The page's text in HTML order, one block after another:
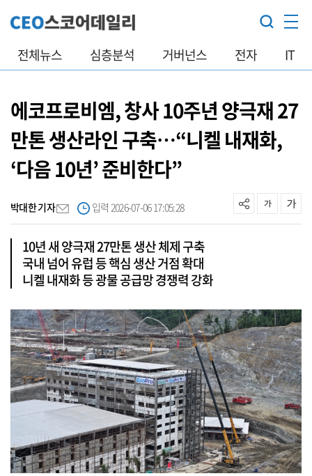
전체뉴스 심층분석 거버넌스 전자 IT
에코프로비엠, 창사 10주년 양극재 27
만톤 생산라인 구축…“니켈 내재화,
‘다음 10년’ 준비한다”
박대한 기자 입력 2026-07-06 17:05:28
10년 새 양극재 27만톤 생산 체제 구축
국내 넘어 유럽 등 핵심 생산 거점 확대
니켈 내재화 등 광물 공급망 경쟁력 강화